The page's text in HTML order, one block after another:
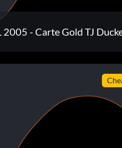
: 220-224
cartes, vous débloquerez les
Cards: 225-249
to make the Historic Teams
Pump Up Crowd
2005 - Carte Gold TJ